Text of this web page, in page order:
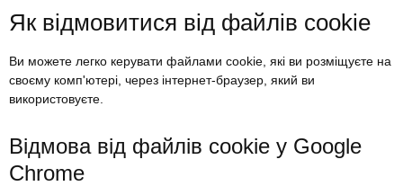
Як відмовитися від файлів cookie
Ви можете легко керувати файлами cookie, які ви розміщуєте на
своєму комп'ютері, через інтернет-браузер, який ви
використовуєте.
Відмова від файлів cookie у Google
Chrome